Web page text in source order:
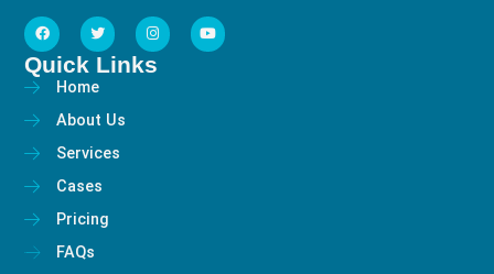
Quick Links
Home
About Us
Services
Cases
Pricing
FAQs